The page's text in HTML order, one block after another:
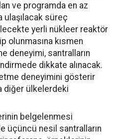
ve programda en az
ulaşılacak süreç
yerli nükleer reaktör
olunmasına kısmen
deneyimi, santralların
dikkate alınacak.
deneyimini gösterir
diğer ülkelerdeki
belgelenmesi
üçüncü nesil santralların